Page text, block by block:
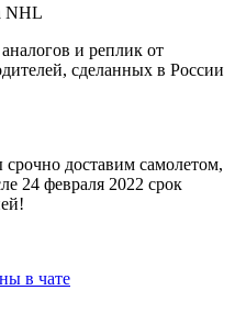
NHL
и реплик от
сделанных в России
доставим самолетом,
24 февраля 2022 срок
в чате